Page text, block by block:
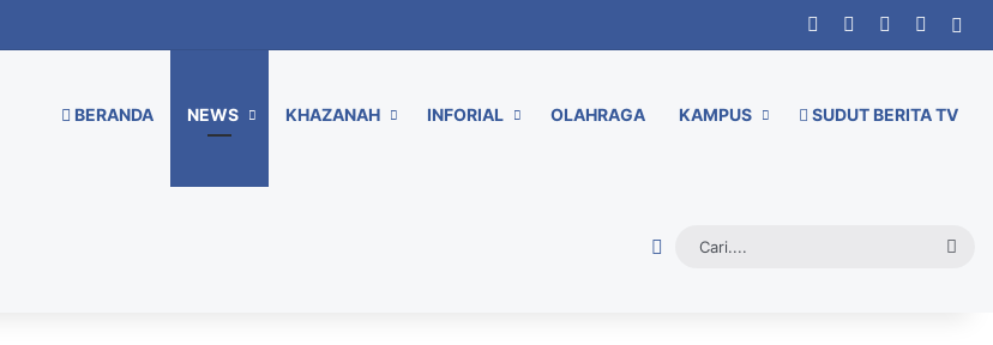
Facebook YouTube
BERANDA NEWS KHAZANAH INFORIAL OLAHRAGA KAMPUS SUDUT BERITA TV
Random Article